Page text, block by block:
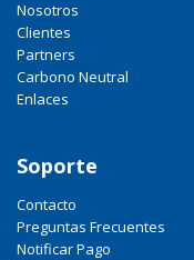
Nosotros
Clientes
Partners
Carbono Neutral
Enlaces
Soporte
Contacto
Preguntas Frecuentes
Notificar Pago